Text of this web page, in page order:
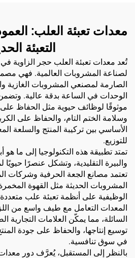
معدات تعبئة العلب:
التعبئة
تُعد معدات تعبئة العلب حجر الزاوية
لصناعة المشروبات العالمية. فهي
الصارمة لمصنعي المشروبات الغازية
الوحدات في الساعة بدقة عالية. وتضمن
موثوقًا لوظائف حيوية مثل الحفاظ
وسلامة الختم التام، والحفاظ على
الأساسي بين تركيبة المنتج والسلعة
للتوزيع.
تمتد تطبيقة هذه التكنولوجيا إلى ما هو
والبيرة التقليدية، وتشكل عنصرًا حيويًا
تعتمد مصانع الجعة الحرفية وشركات
المشروبات الحديثة مثل القهوة
الوظيفية على أنظمة تعبئة علب
المعدات التعامل مع طيف واسع من
السائلة، مما يمكّن العلامات
توسيع إنتاجها، والحفاظ على جودة
في سوق تنافسية.
بالنظر إلى المستقبل، يُعرَّف دور